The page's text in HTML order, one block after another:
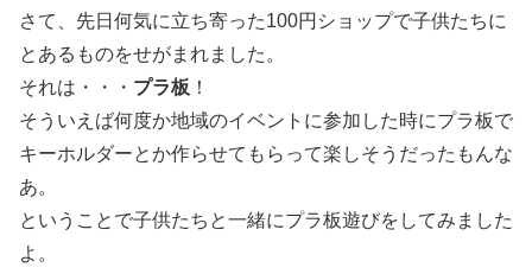
さて、先日何気に立ち寄った100円ショップで子供たちに
とあるものをせがまれました。
それは・・・ プラ板 ！
そういえば何度か地域のイベントに参加した時にプラ板で
キーホルダーとか作らせてもらって楽しそうだったもんな
あ。
ということで子供たちと一緒にプラ板遊びをしてみました
よ。